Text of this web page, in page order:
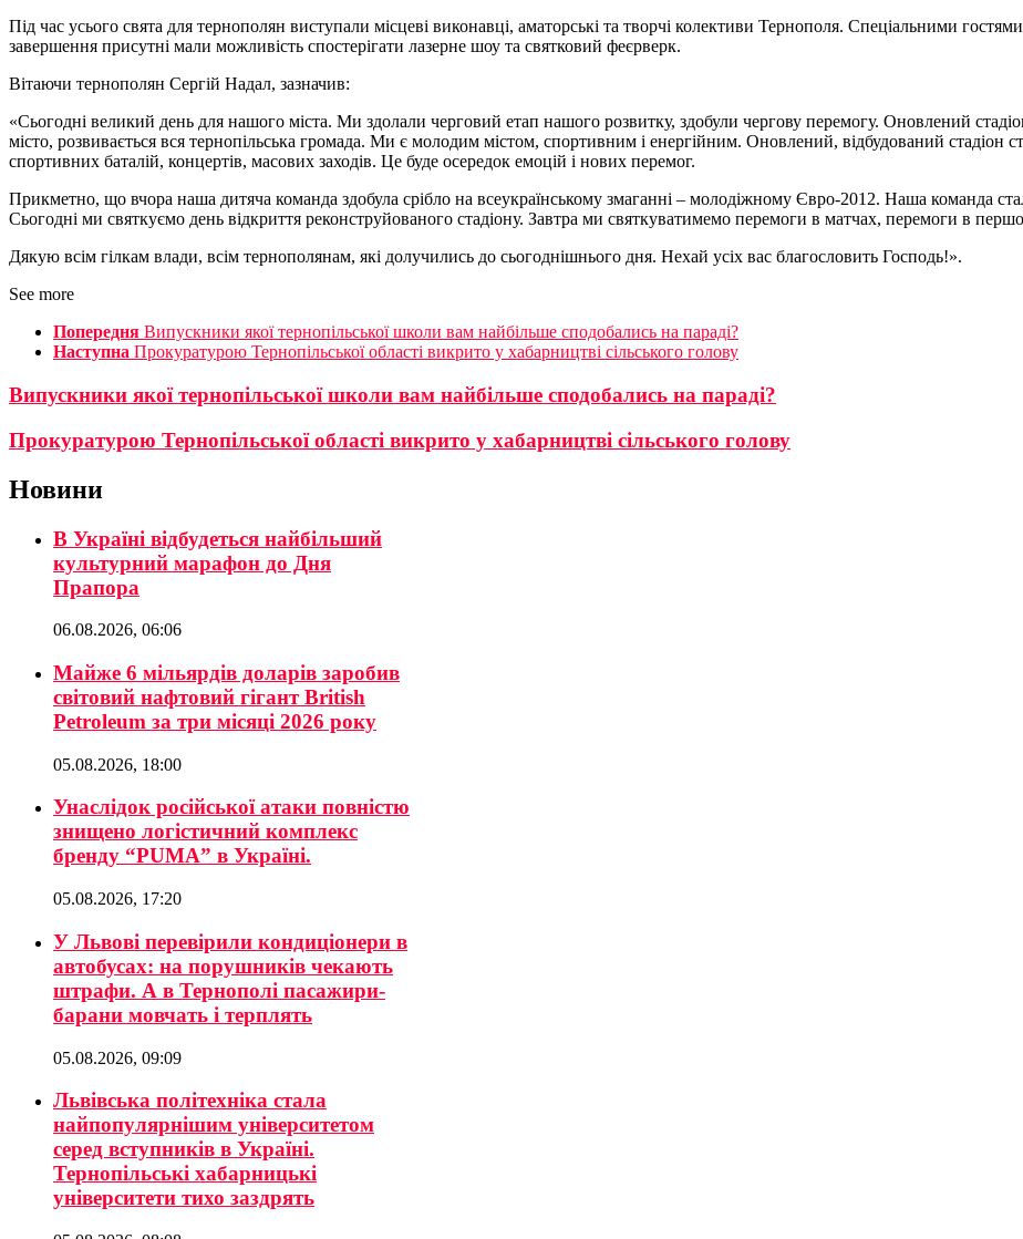
Під час усього свята для тернополян виступали місцеві виконавці, аматорські та творчі колективи Тернополя. Спеціальними
завершення присутні мали можливість спостерігати лазерне шоу та святковий феєрверк.
Вітаючи тернополян Сергій Надал, зазначив:
«Сьогодні великий день для нашого міста. Ми здолали черговий етап нашого розвитку, здобули чергову перемогу. Оновлений
місто, розвивається вся тернопільська громада. Ми є молодим містом, спортивним і енергійним. Оновлений, відбудований стадіон
спортивних баталій, концертів, масових заходів. Це буде осередок емоцій і нових перемог.
Прикметно, що вчора наша дитяча команда здобула срібло на всеукраїнському змаганні – молодіжному Євро-2012. Наша команда
Сьогодні ми святкуємо день відкриття реконструйованого стадіону. Завтра ми святкуватимемо перемоги в матчах, перемоги в
Дякую всім гілкам влади, всім тернополянам, які долучились до сьогоднішнього дня. Нехай усіх вас благословить Господь!».
See more
Попередня Випускники якої тернопільської школи вам найбільше сподобались на параді?
Наступна Прокуратурою Тернопільської області викрито у хабарництві сільського голову
Випускники якої тернопільської школи вам найбільше сподобались на параді?
Прокуратурою Тернопільської області викрито у хабарництві сільського голову
Новини
В Україні відбудеться найбільший
культурний марафон до Дня
Прапора
06.08.2026, 06:06
Майже 6 мільярдів доларів заробив
світовий нафтовий гігант British
Petroleum за три місяці 2026 року
05.08.2026, 18:00
Унаслідок російської атаки повністю
знищено логістичний комплекс
бренду “PUMA” в Україні.
05.08.2026, 17:20
У Львові перевірили кондиціонери в
автобусах: на порушників чекають
штрафи. А в Тернополі пасажири-
барани мовчать і терплять
05.08.2026, 09:09
Львівська політехніка стала
найпопулярнішим університетом
серед вступників в Україні.
Тернопільські хабарницькі
університети тихо заздрять